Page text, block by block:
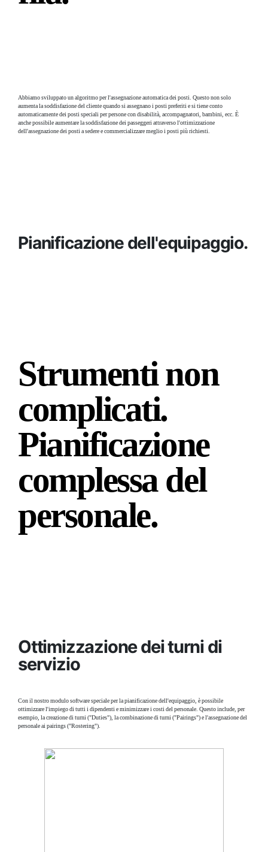
Abbiamo sviluppato un algoritmo per l'assegnazione automatica dei posti. Questo non solo
aumenta la soddisfazione del cliente quando si assegnano i posti preferiti e si tiene conto
automaticamente dei posti speciali per persone con disabilità, accompagnatori, bambini, ecc. È
anche possibile aumentare la soddisfazione dei passeggeri attraverso l'ottimizzazione
dell'assegnazione dei posti a sedere e commercializzare meglio i posti più richiesti.
Pianificazione dell'equipaggio.
Strumenti non
complicati.
Pianificazione
complessa del
personale.
Ottimizzazione dei turni di
servizio
Con il nostro modulo software speciale per la pianificazione dell'equipaggio, è possibile
ottimizzare l'impiego di tutti i dipendenti e minimizzare i costi del personale. Questo include, per
esempio, la creazione di turni ("Duties"), la combinazione di turni ("Pairings") e l'assegnazione del
personale ai pairings ("Rostering").